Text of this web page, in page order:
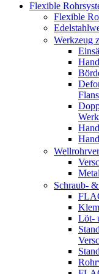
Flexible
Flexible
Werkzeug
Schraub-
Löt-